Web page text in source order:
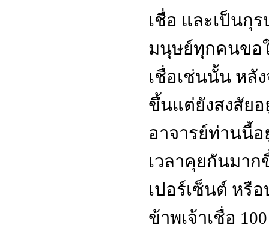
เชื่อ และเป็นกุ
มนุษย์ทุกคนขอ
เชื่อเช่นนั้น หลั
ขึ้นแต่ยังสงสัย
อาจารย์ท่านนี้อ
เวลาคุยกันมา
เปอร์เซ็นต์ หรื
ข้าพเจ้าเชื่อ